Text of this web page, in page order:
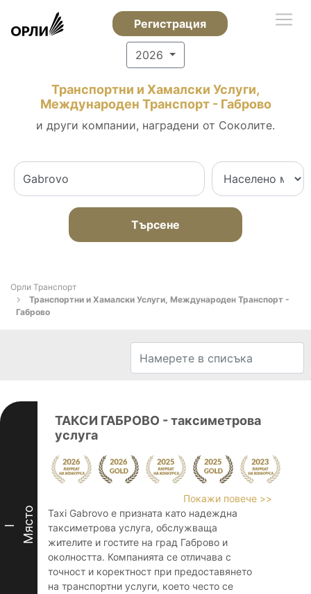
Регистрация
2026
Транспортни и Хамалски Услуги,
Международен Транспорт - Габрово
и други компании, наградени от Соколите.
Търсене
Орли Транспорт
Транспортни и Хамалски Услуги, Международен Транспорт -
Габрово
I Място
ТАКСИ ГАБРОВО - таксиметрова
услуга
Покажи повече >>
Taxi Gabrovo е призната като надеждна
таксиметрова услуга, обслужваща
жителите и гостите на град Габрово и
околността. Компанията се отличава с
точност и коректност при предоставянето
на транспортни услуги, което често се